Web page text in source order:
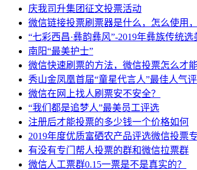
庆我司升集团征文投票活动
微信链接投票刷票器是什么，怎么使用，
“七彩西昌·彝韵彝风”-2019年彝族传统选
南阳“最美护士”
微信快速刷票的方法，微信投票怎么才
秀山金凤凰首届“童星代言人”最佳人气
微信在网上找人刷票安不安全？
“我们都是追梦人”最美员工评选
注册后才能投票的多少钱一个价格如何
2019年度优质富硒农产品评选微信投票
有没有专门帮人投票的群和微信拉票群
微信人工票群0.15一票是不是真实的？